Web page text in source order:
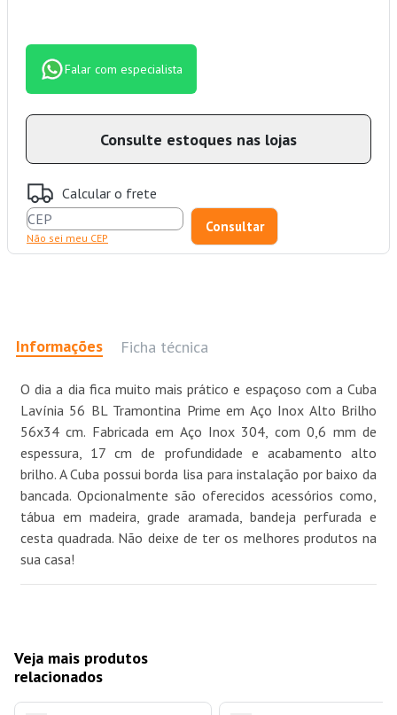
Falar com especialista
Consulte estoques nas lojas
Calcular o frete
Não sei meu CEP
Informações Ficha técnica
O dia a dia fica muito mais prático e espaçoso com a Cuba
Lavínia 56 BL Tramontina Prime em Aço Inox Alto Brilho
56x34 cm. Fabricada em Aço Inox 304, com 0,6 mm de
espessura, 17 cm de profundidade e acabamento alto
brilho. A Cuba possui borda lisa para instalação por baixo da
bancada. Opcionalmente são oferecidos acessórios como,
tábua em madeira, grade aramada, bandeja perfurada e
cesta quadrada. Não deixe de ter os melhores produtos na
sua casa!
Veja mais produtos
relacionados